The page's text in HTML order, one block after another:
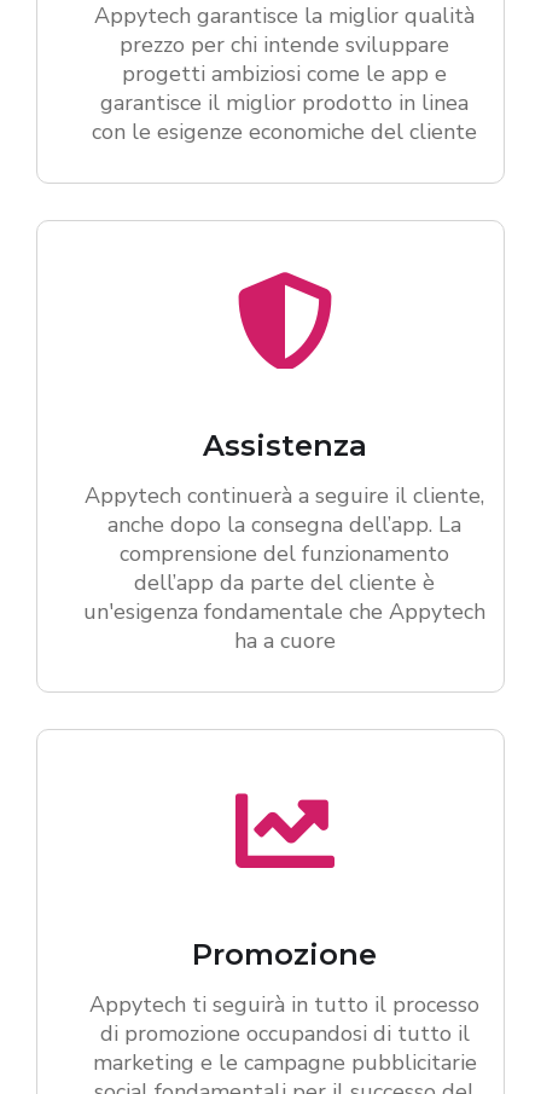
Appytech garantisce la miglior qualità
prezzo per chi intende sviluppare
progetti ambiziosi come le app e
garantisce il miglior prodotto in linea
con le esigenze economiche del cliente
Assistenza
Appytech continuerà a seguire il cliente,
anche dopo la consegna dell’app. La
comprensione del funzionamento
dell’app da parte del cliente è
un'esigenza fondamentale che Appytech
ha a cuore
Promozione
Appytech ti seguirà in tutto il processo
di promozione occupandosi di tutto il
marketing e le campagne pubblicitarie